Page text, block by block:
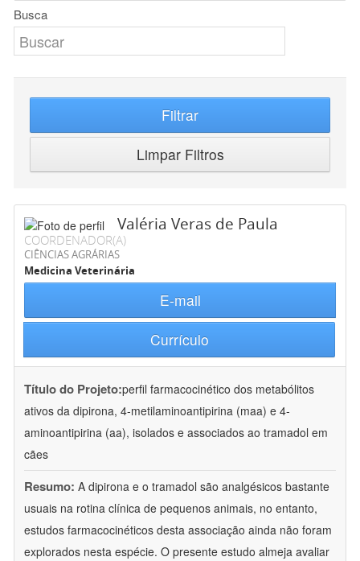
Busca
Filtrar
Limpar Filtros
Valéria Veras de Paula
COORDENADOR(A)
CIÊNCIAS AGRÁRIAS
Medicina Veterinária
E-mail
Currículo
Título do Projeto:perfil farmacocinético dos metabólitos
ativos da dipirona, 4-metilaminoantipirina (maa) e 4-
aminoantipirina (aa), isolados e associados ao tramadol em
cães
Resumo: A dipirona e o tramadol são analgésicos bastante
usuais na rotina clínica de pequenos animais, no entanto,
estudos farmacocinéticos desta associação ainda não foram
explorados nesta espécie. O presente estudo almeja avaliar